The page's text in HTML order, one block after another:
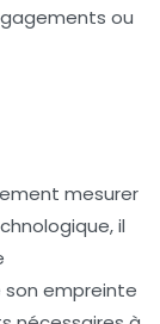
ou
mesurer
il
son empreinte